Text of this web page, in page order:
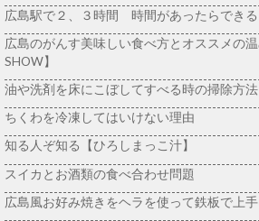
広島駅で２、３時間 時間があったらできる
広島のがんす美味しい食べ方とオススメの
SHOW】
油や洗剤を床にこぼしてすべる時の掃除方法
ちくわを冷凍してはいけない理由
知る人ぞ知る【ひろしまっこ汁】
スイカとお酒類の食べ合わせ問題
広島風お好み焼きをヘラを使って鉄板で上